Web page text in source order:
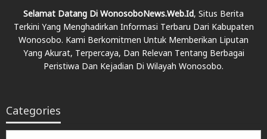
Selamat Datang Di WonosoboNews.web.id, Situs Berita
Terkini Yang Menghadirkan Informasi Terbaru Dari Kabupaten
Wonosobo. Kami Berkomitmen Untuk Memberikan Liputan
Yang Akurat, Terpercaya, Dan Relevan Tentang Berbagai
Peristiwa Dan Kejadian Di Wilayah Wonosobo.
Categories